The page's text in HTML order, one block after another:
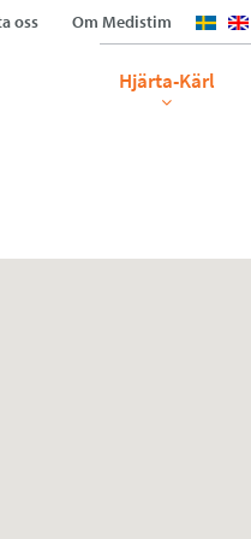
oss Om Medistim
Hjärta-Kärl